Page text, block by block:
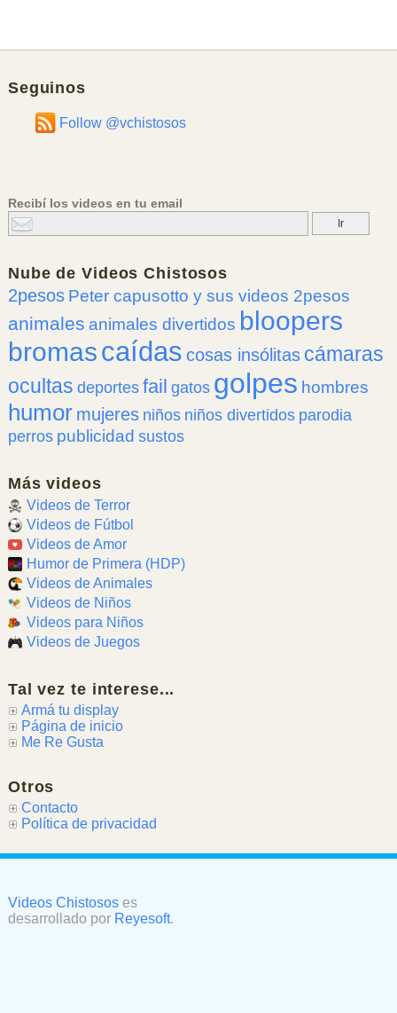
Seguinos
Follow @vchistosos
Recibí los videos en tu email
Nube deVideos Chistosos
2pesos Peter capusotto y sus videos 2pesos
animales animales divertidos bloopers
bromascaídas cosas insólitas cámaras
ocultas deportes fail gatos golpes hombres
humor mujeres niños niños divertidos parodia
perros publicidad sustos
Más videos
Videos de Terror
Videos de Fútbol
Videos de Amor
Humor de Primera (HDP)
Videos de Animales
Videos de Niños
Videos para Niños
Videos de Juegos
Tal vez te interese...
Armá tu display
Página de inicio
Me Re Gusta
Otros
Contacto
Política de privacidad
Videos Chistososes
desarrollado por Reyesoft.